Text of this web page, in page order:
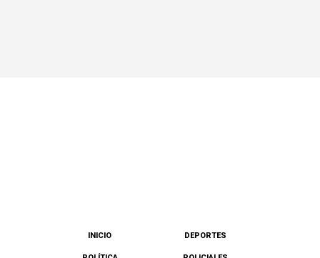
INICIO DEPORTES